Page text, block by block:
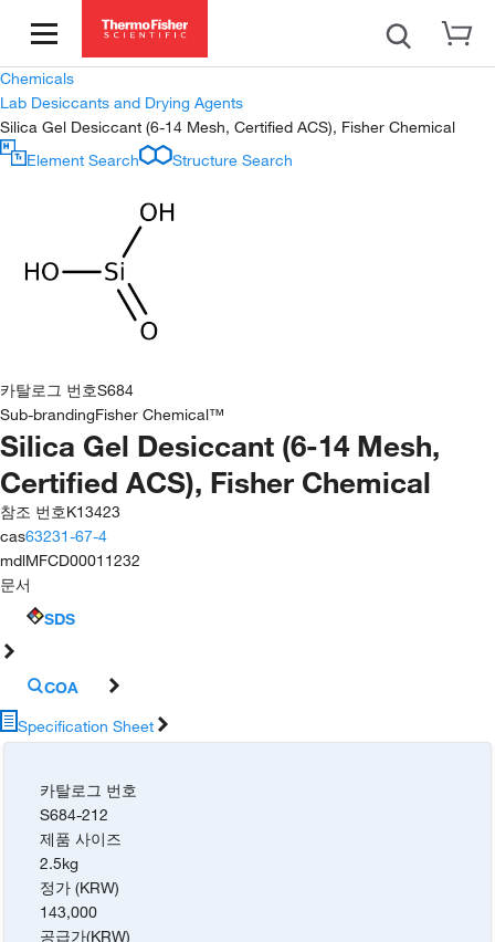
Chemicals
Lab Desiccants and Drying Agents
Silica Gel Desiccant (6-14 Mesh, Certified ACS), Fisher Chemical
Element Search
Structure Search
카탈로그 번호S684
Sub-brandingFisher Chemical™
Silica Gel Desiccant (6-14 Mesh,
Certified ACS), Fisher Chemical
참조 번호K13423
cas63231-67-4
mdlMFCD00011232
문서
SDS
COA
Specification Sheet
카탈로그 번호
S684-212
제품 사이즈
2.5kg
정가 (KRW)
143,000
공급가(KRW)